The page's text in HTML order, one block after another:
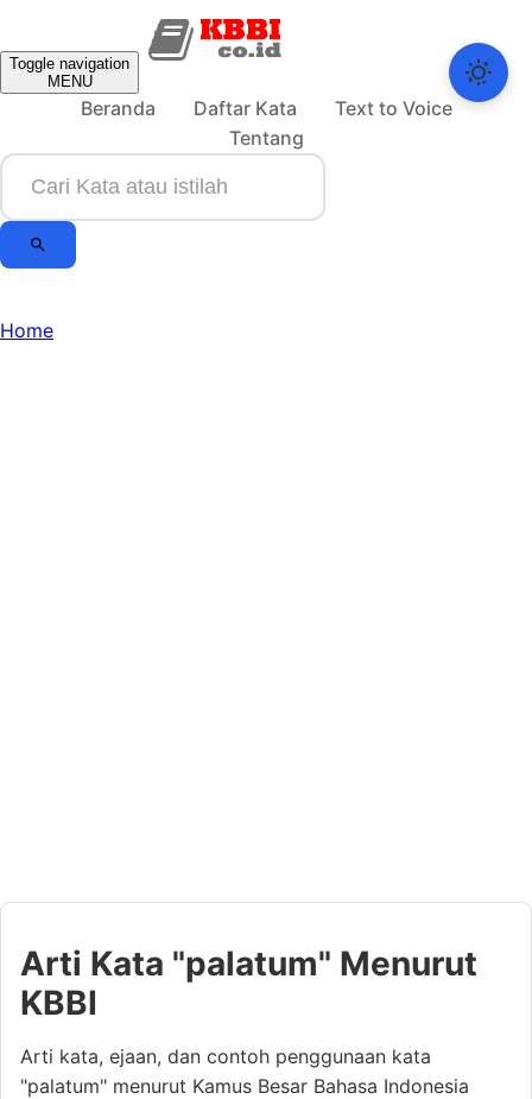
Toggle navigation
MENU
Beranda Daftar Kata
Text to Voice
Tentang
Home
Arti Kata "palatum" Menurut
KBBI
Arti kata, ejaan, dan contoh penggunaan kata
"palatum" menurut Kamus Besar Bahasa Indonesia